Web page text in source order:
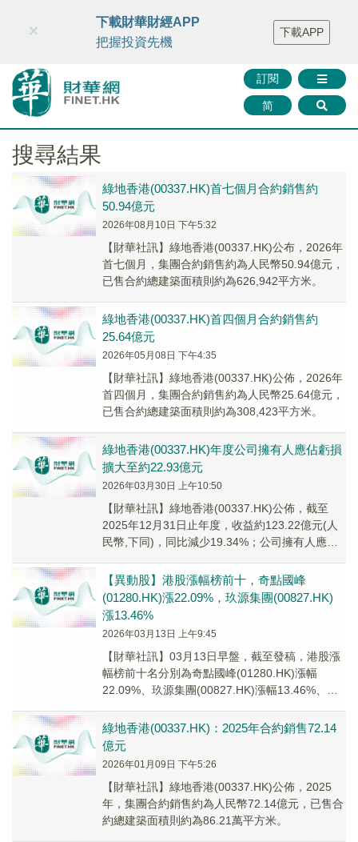
財華智庫網 FINTV FINMETA 財華證券 媒體矩陣
智庫沙龍
聯絡我們
訂閱
简
×
下載財華財經APP
把握投資先機
下載APP
搜尋結果
綠地香港(00337.HK)首七個月合約銷售約
50.94億元
2026年08月10日 下午5:32
【財華社訊】綠地香港(00337.HK)公布，2026年
首七個月，集團合約銷售約為人民幣50.94億元，
已售合約總建築面積則約為626,942平方米。
綠地香港(00337.HK)首四個月合約銷售約
25.64億元
2026年05月08日 下午4:35
​【財華社訊】綠地香港(00337.HK)公佈，2026年
首四個月，集團合約銷售約為人民幣25.64億元，
已售合約總建築面積則約為308,423平方米。
綠地香港(00337.HK)年度公司擁有人應佔虧損
擴大至約22.93億元
2026年03月30日 上午10:50
【財華社訊】綠地香港(00337.HK)公佈，截至
2025年12月31日止年度，收益約123.22億元(人
民幣,下同)，同比減少19.34%；公司擁有人應佔
【異動股】港股漲幅榜前十，奇點國峰
(01280.HK)漲22.09%，玖源集團(00827.HK)
漲13.46%
2026年03月13日 上午9:45
【財華社訊】03月13日早盤，截至發稿，港股漲
幅榜前十名分別為奇點國峰(01280.HK)漲幅
22.09%、玖源集團(00827.HK)漲幅13.46%、綠
綠地香港(00337.HK)：2025年合約銷售72.14
億元
2026年01月09日 下午5:26
【財華社訊】綠地香港(00337.HK)公佈，2025
年，集團合約銷售約為人民幣72.14億元，已售合
約總建築面積則約為86.21萬平方米。